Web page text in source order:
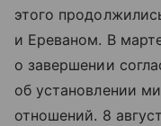
этого
и Ереваном. В
о завершении
об установлении
отношений. 8